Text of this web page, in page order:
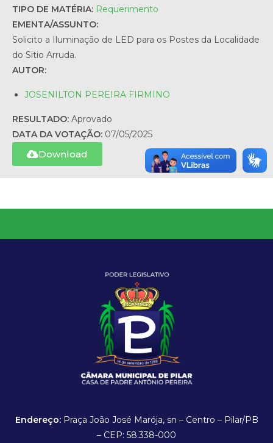
TIPO DE MATÉRIA: Requerimento
EMENTA/ASSUNTO:
Solicito a Iluminação de LED para os Postes da Localidade
do Sitio Arruda.
AUTOR:
JOSENILTON PEREIRA FIRMINO
RESULTADO: Aprovado
DATA DA VOTAÇÃO: 07/05/2025
Download
Endereço: Praça João José Marója, sn – Centro – Pilar/PB
– CEP: 58.338-000